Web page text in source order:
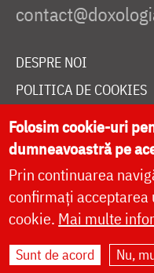
DESPRE NOI
POLITICA DE COOKIES
DONEAZĂ ONLINE
LIVE
Site dezvoltat
Folosim cookie-uri
dumneavoastră pe
Prin continuarea
confirmați
cookie. Mai multe
Sunt de acord Nu,